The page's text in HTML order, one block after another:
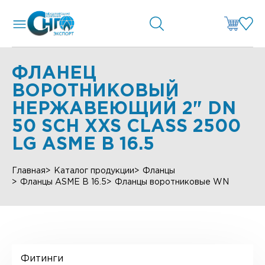
ФЛАНЕЦ
ВОРОТНИКОВЫЙ
НЕРЖАВЕЮЩИЙ 2" DN
50 SCH XXS CLASS 2500
LG ASME B 16.5
Главная Каталог продукции
Фланцы
Фланцы ASME B 16.5
Фланцы воротниковые WN
Фитинги